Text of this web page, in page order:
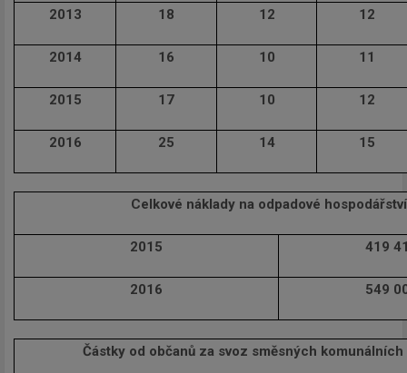
2013 18 12 12
2014 16 10 11
2015 17 10 12
2016 25 14 15
Celkové náklady na odpadové hospodářství
2015 419
2016 549
Částky od občanů za svoz směsných komunálních
Newsletter
Zadejte váš email a my Vám
budeme zasílat ty